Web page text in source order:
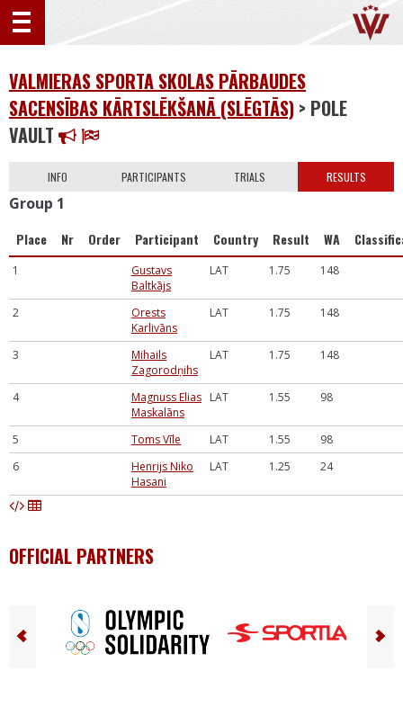
VALMIERAS SPORTA SKOLAS PĀRBAUDES
SACENSĪBAS KĀRTSLĒKŠANĀ (SLĒGTĀS) > POLE
VAULT
INFO PARTICIPANTS TRIALS RESULTS
Group 1
Place Nr Order Participant Country Result WA
1
Gustavs
Baltkājs
LAT 1.75 148
2
Orests
Karlivāns
LAT 1.75 148
3
Mihails
Zagorodņihs
LAT 1.75 148
4
Magnuss Elias
Maskalāns
LAT 1.55 98
5 Toms Vīle LAT 1.55
98
6
Henrijs Niko
Hasani
LAT 1.25 24
OFFICIAL PARTNERS